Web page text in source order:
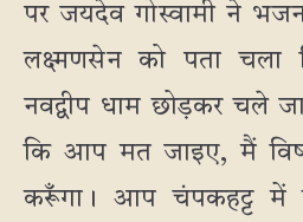
पर जयदेव गोस्वामी ने
लक्ष्मणसेन को पता चला
नवद्वीप धाम छोड़कर चले
कि आप मत जाइए, मैं
करूँगा। आप चंपकहट्ट में